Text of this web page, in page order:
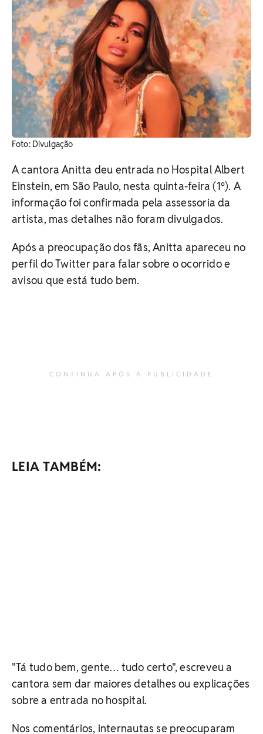
Foto: Divulgação
A cantora Anitta deu entrada no Hospital Albert
Einstein, em São Paulo, nesta quinta-feira (1º). A
informação foi confirmada pela assessoria da
artista, mas detalhes não foram divulgados.
Após a preocupação dos fãs, Anitta apareceu no
perfil do Twitter para falar sobre o ocorrido e
avisou que está tudo bem.
CONTINUA APÓS A PUBLICIDADE
LEIA TAMBÉM:
"Tá tudo bem, gente… tudo certo", escreveu a
cantora sem dar maiores detalhes ou explicações
sobre a entrada no hospital.
Nos comentários, internautas se preocuparam